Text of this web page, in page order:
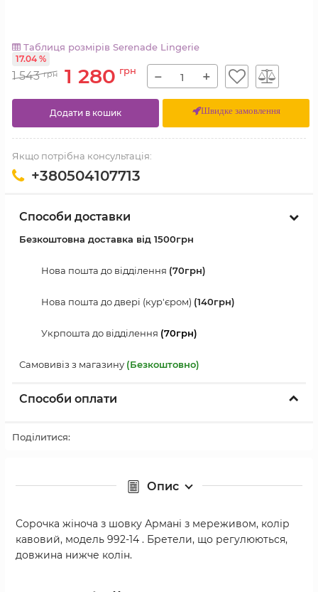
Таблиця розмірів Serenade Lingerie
1 543 грн 1 280 грн
17.04 %
− +
Додати в кошик Швидке замовлення
Якщо потрібна консультація:
+380504107713
Способи доставки
Безкоштовна доставка від 1500грн
Нова пошта до відділення (70грн)
Нова пошта до двері (кур'єром) (140грн)
Укрпошта до відділення (70грн)
Самовивіз з магазину (Безкоштовно)
Способи оплати
Поділитися:
Опис
Сорочка жіноча з шовку Армані з мереживом, колір
кавовий, модель 992-14 . Бретели, що регулюються,
довжина нижче колін.